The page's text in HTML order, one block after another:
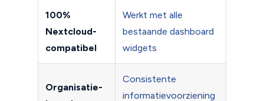
100%
Nextcloud-
compatibel
Werkt met alle
bestaande dashboard
widgets
Organisatie-
Consistente
informatievoorziening